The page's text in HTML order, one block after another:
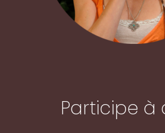
Participe à